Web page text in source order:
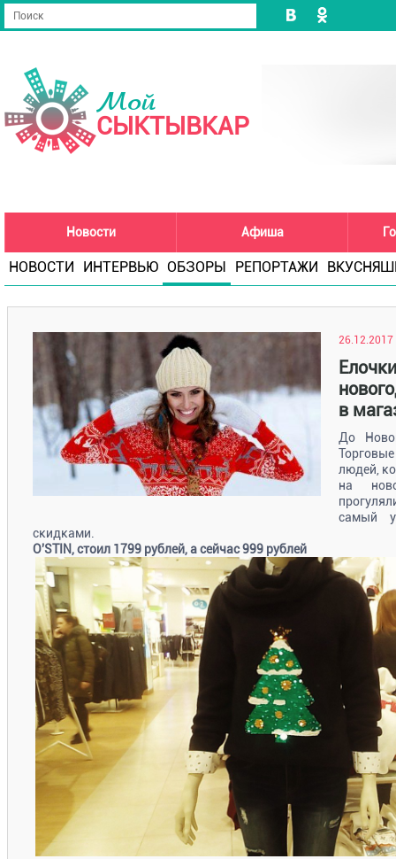
Мой
СЫКТЫВКАР
Новости Афиша
НОВОСТИ ИНТЕРВЬЮ ОБЗОРЫ РЕПОРТАЖИ
в
До
людей,
на
самый
скидками.
O'STIN, стоил 1799 рублей, а сейчас 999 рублей